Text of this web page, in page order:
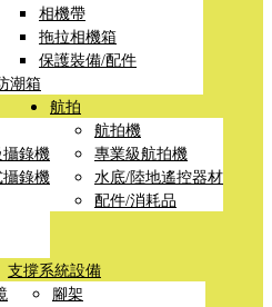
相機帶
拖拉相機箱
保護裝備/配件
潮箱
錄機
錄機
航拍
航拍機
專業級航拍機
水底/陸地遙控器材
配件/消耗品
支撐系統設備
腳架